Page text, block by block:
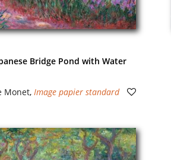
Bridge Pond with Water
Monet, Image papier standard